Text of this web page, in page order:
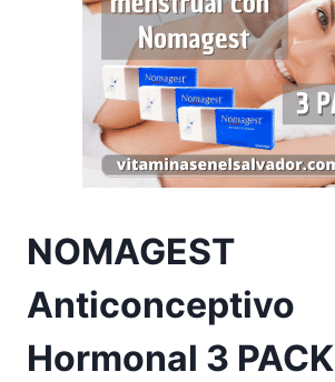
NOMAGEST
Anticonceptivo
Hormonal 3 PACK